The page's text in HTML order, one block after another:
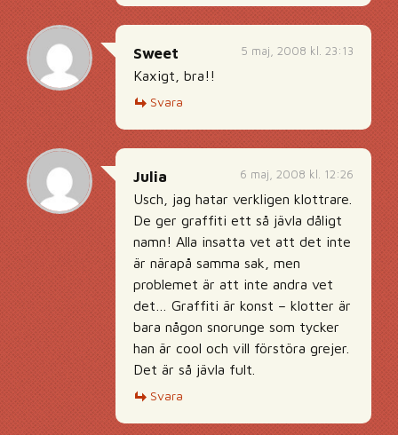
5 maj, 2008 kl. 23:13
Sweet
Kaxigt, bra!!
Svara
6 maj, 2008 kl. 12:26
Julia
Usch, jag hatar verkligen klottrare.
De ger graffiti ett så jävla dåligt
namn! Alla insatta vet att det inte
är närapå samma sak, men
problemet är att inte andra vet
det… Graffiti är konst – klotter är
bara någon snorunge som tycker
han är cool och vill förstöra grejer.
Det är så jävla fult.
Svara